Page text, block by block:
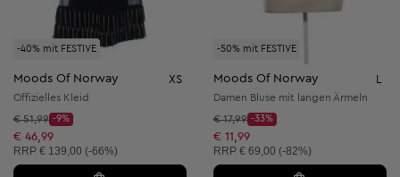
-40% mit FESTIVE
Moods Of Norway XS
Offizielles Kleid
Startpreis:
€ 51,99
Discount Price:
-9%
Reduzierter Preis:
€ 46,99
Unverbindliche Preisempfehlung:
RRP € 139,00 (-66%)
-50% mit FESTIVE
Moods Of Norway
Damen Bluse mit langen Ärmeln
Startpreis:
€ 17,99
Discount Price:
-33%
Reduzierter Preis:
€ 11,99
Unverbindliche Preisempfehlung:
RRP € 69,00 (-82%)